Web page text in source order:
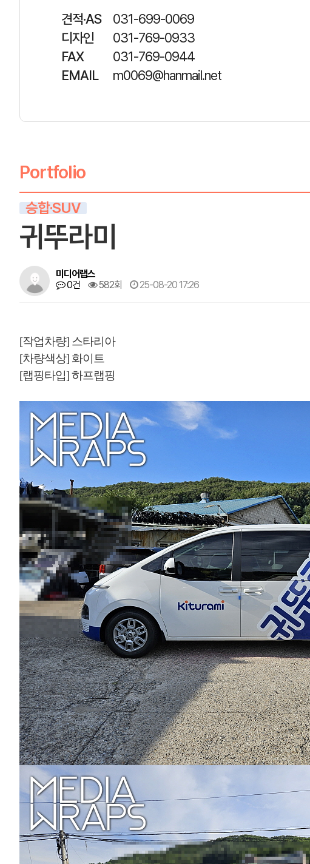
견적·AS
디자인
FAX
EMAIL
031-699-0069
031-769-0933
031-769-0944
m0069@hanmail.net
Portfolio
승합·SUV
귀뚜라미
미디어랩스
0건
582회 25-08-20 17:26
[작업차량] 스타리아
[차량색상] 화이트
[랩핑타입] 하프랩핑